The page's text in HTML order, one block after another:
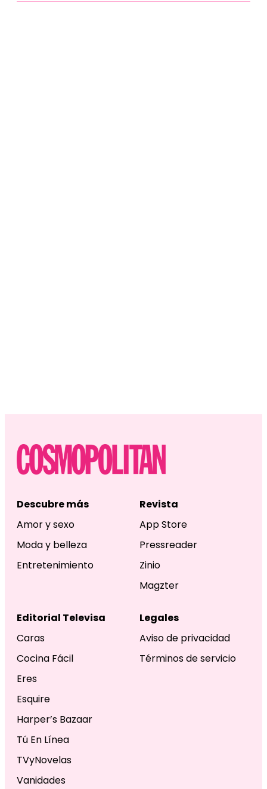
Descubre más
Amor y sexo
Moda y belleza
Entretenimiento
Revista
App Store
Pressreader
Zinio
Magzter
Editorial Televisa
Caras
Cocina Fácil
Eres
Esquire
Harper’s Bazaar
Tú En Línea
TVyNovelas
Vanidades
Legales
Aviso de privacidad
Términos de servicio